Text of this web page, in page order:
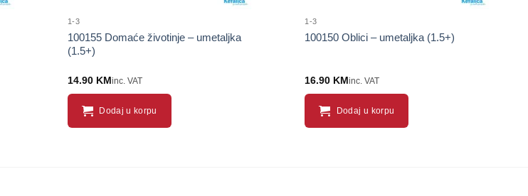
1-3
100155 Domaće životinje – umetaljka
(1.5+)
14.90 KMinc. VAT
Dodaj u korpu
1-3
100150 Oblici – umetaljka (1.5+)
16.90 KMinc. VAT
Dodaj u korpu